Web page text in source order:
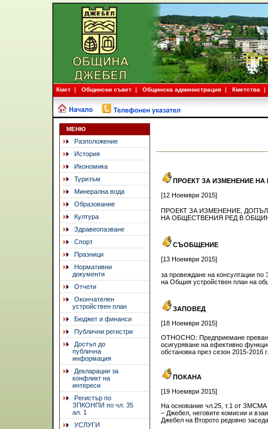
Кмет Общински съвет Общинска администрация Кметства
МЕНЮ
Разположение
История
Икономика
Туризъм
Минерална вода
Образование
Култура
Здравеопазване
Спорт
Празници
Нормативни
документи
Отчети
Окончателен
устройствен план
Бюджет и финанси
Публични регистри
Достъп до
публична
информация
Декларации за
конфликт на
интереси
Регистър по
ЗПКОНПИ по чл. 35
ал. 1
УСЛУГИ
ПРОЕКТ ЗА ИЗМЕНЕНИЕ
[12 Ноември 2015]
ПРОЕКТ ЗА ИЗМЕНЕНИЕ,
НА ОБЩЕСТВЕНИЯ РЕД В
СЪОБЩЕНИЕ
[13 Ноември 2015]
за провеждане на консултации по
на Общия устройствен план на
ЗАПОВЕД
[18 Ноември 2015]
ОТНОСНО: Предприемане
осигуряване на ефективно
обстановка през сезон 2015-2016 г.
ПОКАНА
[19 Ноември 2015]
На основание чл.25, т.1 от ЗМСМА
– Джебел, неговите комисии и
Джебел на Второто редовно